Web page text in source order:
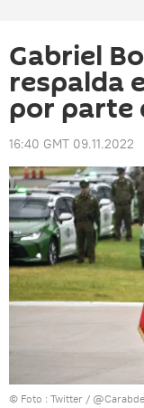
Gabriel
respalda
por parte
16:40 GMT 09.11.2022
© Foto : Twitter /